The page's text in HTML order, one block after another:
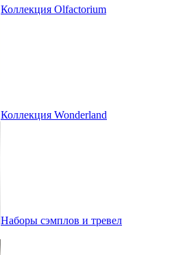
Коллекция Olfactorium
Коллекция Wonderland
Наборы сэмплов и тревел